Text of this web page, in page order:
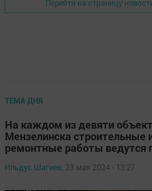
Перейти на страницу
ТЕМА ДНЯ
На каждом из девяти
Мензелинска строительные
ремонтные работы ведутся
Ильдус Шагиев, 23 мая 2024 - 13:27